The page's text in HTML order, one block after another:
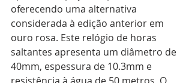
oferecendo uma alternativa
considerada à edição anterior em
ouro rosa. Este relógio de horas
saltantes apresenta um diâmetro de
40mm, espessura de 10.3mm e